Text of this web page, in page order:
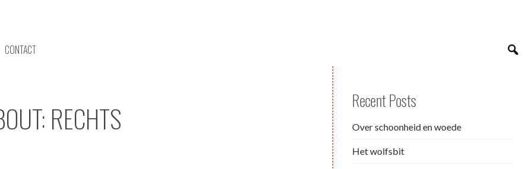
CONTACT
RECHTS Recent Posts
Over schoonheid en woede
Het wolfsbit